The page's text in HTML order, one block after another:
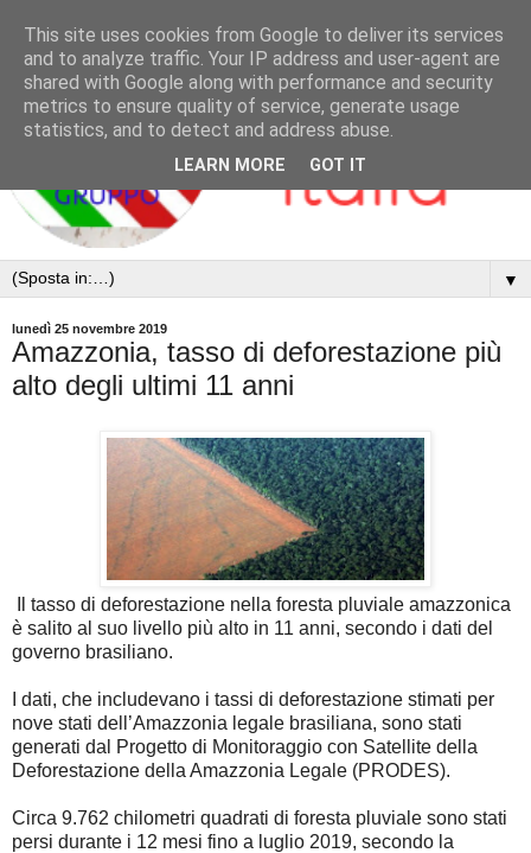
▼
lunedì 25 novembre 2019
Amazzonia, tasso di deforestazione più
alto degli ultimi 11 anni
Il tasso di deforestazione nella foresta pluviale amazzonica
è salito al suo livello più alto in 11 anni, secondo i dati del
governo brasiliano.
I dati, che includevano i tassi di deforestazione stimati per
nove stati dell’Amazzonia legale brasiliana, sono stati
generati dal Progetto di Monitoraggio con Satellite della
Deforestazione della Amazzonia Legale (PRODES).
Circa 9.762 chilometri quadrati di foresta pluviale sono stati
persi durante i 12 mesi fino a luglio 2019, secondo la
This site uses cookies from Google to deliver its services
and to analyze traffic. Your IP address and user-agent are
shared with Google along with performance and security
metrics to ensure quality of service, generate usage
statistics, and to detect and address abuse.
LEARN MORE GOT IT